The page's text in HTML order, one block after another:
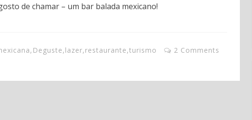
de chamar – um bar balada mexicano!
, Deguste,lazer,restaurante,turismo 2 Comments